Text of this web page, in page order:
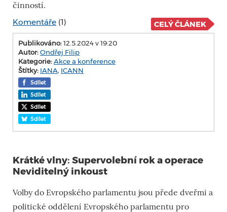
činností.
Komentáře (1) CELÝ ČLÁNEK
Publikováno:12.5.2024 v 19:20
Autor:Ondřej Filip
Kategorie:Akce a konference
Štítky: IANA, ICANN
Sdílet
Sdílet
Sdílet
Sdílet
Krátké vlny: Supervolební rok a operace
Neviditelný inkoust
Volby do Evropského parlamentu jsou přede dveřmi a
politické oddělení Evropského parlamentu pro